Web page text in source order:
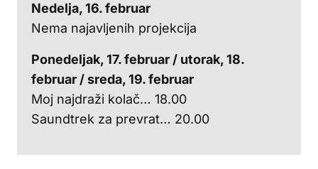
Nedelja, 16. februar
Nema najavljenih projekcija
Ponedeljak, 17. februar / utorak, 18.
februar / sreda, 19. februar
Moj najdraži kolač… 18.00
Saundtrek za prevrat… 20.00